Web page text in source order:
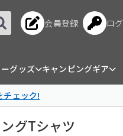
会員登録 ロ
グッズ キャンピングギア
チェック!
グTシャツ